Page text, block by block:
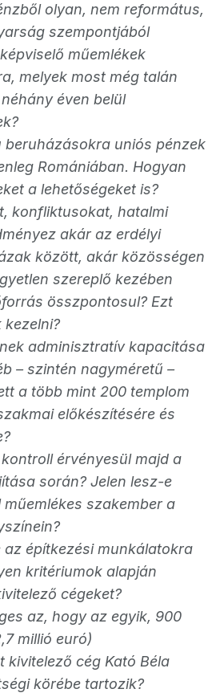
olyan, nem református,
szempontjából
műemlékek
melyek most még talán
éven belül
beruházásokra uniós pénzek
Romániában. Hogyan
a lehetőségeket is?
konfliktusokat, hatalmi
akár az erdélyi
között, akár közösségen
szereplő kezében
összpontosul? Ezt
nek adminisztratív kapacitása
– szintén nagyméretű –
a több mint 200 templom
előkészítésére és
érvényesül majd a
során? Jelen lesz-e
műemlékes szakember a
az építkezési munkálatokra
kritériumok alapján
cégeket?
az, hogy az egyik, 900
millió euró)
kivitelező cég Kató Béla
körébe tartozik?